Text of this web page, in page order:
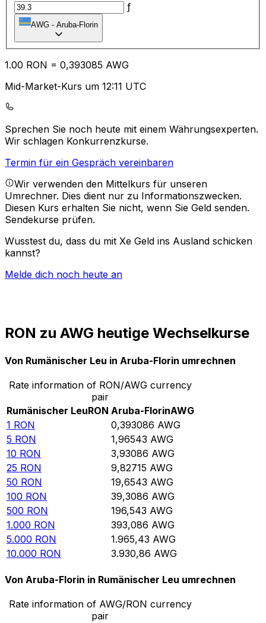
ƒ
AWG - Aruba-Florin
1.00 RON = 0,393085 AWG
Mid-Market-Kurs um 12:11 UTC
Sprechen Sie noch heute mit einem Währungsexperten.
Wir schlagen Konkurrenzkurse.
Termin für ein Gespräch vereinbaren
Wir verwenden den Mittelkurs für unseren
Umrechner. Dies dient nur zu Informationszwecken.
Diesen Kurs erhalten Sie nicht, wenn Sie Geld senden.
Sendekurse prüfen.
Wusstest du, dass du mit Xe Geld ins Ausland schicken
kannst?
Melde dich noch heute an
RON zu AWG heutige Wechselkurse
Von Rumänischer Leu in Aruba-Florin umrechnen
Rate information of RON/AWG currency
pair
Rumänischer LeuRON Aruba-FlorinAWG
1 RON 0,393086 AWG
5 RON 1,96543 AWG
10 RON 3,93086 AWG
25 RON 9,82715 AWG
50 RON 19,6543 AWG
100 RON 39,3086 AWG
500 RON 196,543 AWG
1.000 RON 393,086 AWG
5.000 RON 1.965,43 AWG
10.000 RON 3.930,86 AWG
Von Aruba-Florin in Rumänischer Leu umrechnen
Rate information of AWG/RON currency
pair